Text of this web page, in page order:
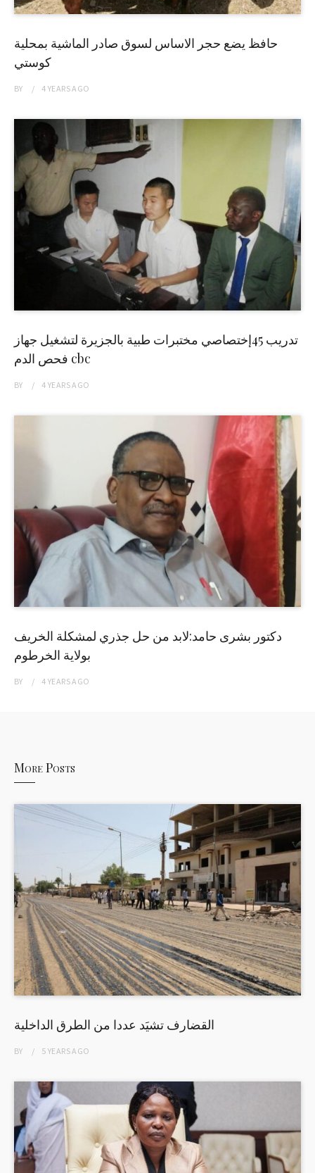
حافظ يضع حجر الاساس لسوق صادر الماشية بمحلية
كوستي
BY 4 YEARSAGO
تدريب 45إختصاصي مختبرات طبية بالجزيرة لتشغيل جهاز
فحص الدم cbc
BY 4 YEARSAGO
دكتور بشرى حامد:لابد من حل جذري لمشكلة الخريف
بولاية الخرطوم
BY 4 YEARSAGO
More Posts
القضارف تشيَد عددا من الطرق الداخلية
BY 5 YEARSAGO